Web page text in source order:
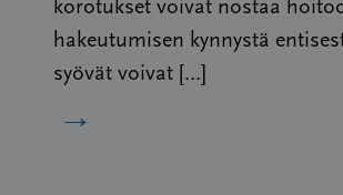
korotukset voivat nostaa
hakeutumisen kynnystä
syövät voivat […]
→